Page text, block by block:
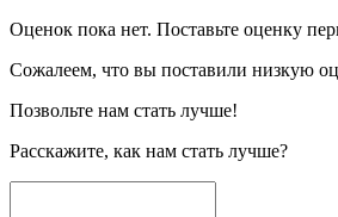
Оценок пока нет. Поставьте оценку
Сожалеем, что вы поставили низкую
Позвольте нам стать лучше!
Расскажите, как нам стать лучше?